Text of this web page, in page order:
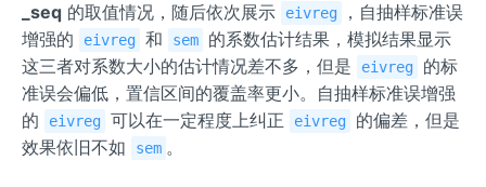
_seq 的取值情况，随后依次展示 eivreg
，自抽样标准误
增强的
eivreg 和 sem
的系数估计结果，模拟结果显示
这三者对系数大小的估计情况差不多，但是
eivreg
的标
准误会偏低，置信区间的覆盖率更小。自抽样标准误增强
的
eivreg 可以在一定程度上纠正 eivreg
的偏差，但是
效果依旧不如
sem 。